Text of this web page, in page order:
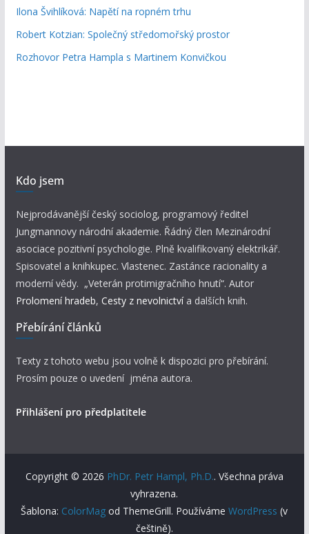
Ilona Švihlíková: Napětí na ropném trhu
Robert Kotzian: Společný středomořský prostor
Rozhovor Petra Hampla s Martinem Konvičkou
Kdo jsem
Nejprodávanější český sociolog, programový ředitel
Jungmannovy národní akademie. Řádný člen Mezinárodní
asociace pozitivní psychologie. Plně kvalifikovaný elektrikář.
Spisovatel a knihkupec. Vlastenec. Zastánce racionality a
moderní vědy. „Veterán protimigračního hnutí“. Autor
Prolomení hradeb, Cesty z nevolnictví a dalších knih.
Přebírání článků
Texty z tohoto webu jsou volně k dispozici pro přebírání.
Prosím pouze o uvedení jména autora.
Přihlášení pro předplatitele
Copyright © 2026 PhDr. Petr Hampl, Ph.D.. Všechna práva
vyhrazena.
Šablona: ColorMag od ThemeGrill. PoužívámeWordPress (v
češtině).